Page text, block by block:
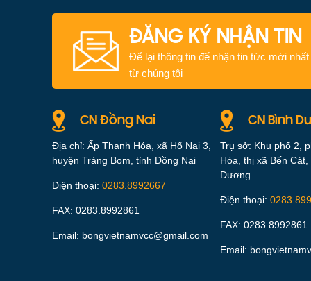
ĐĂNG KÝ NHẬN TIN
Để lại thông tin để nhận tin tức mới nhất
từ chúng tôi
CN Đồng Nai
Địa chỉ: Ấp Thanh Hóa, xã Hố Nai 3,
huyện Trảng Bom, tỉnh Đồng Nai
Điện thoại: 0283.8992667
FAX: 0283.8992861
Email: bongvietnamvcc@gmail.com
CN Bình
Trụ sở: Khu phố 2,
Hòa, thị xã Bến
Dương
Điện thoại:
FAX: 0283.8992861
Email: